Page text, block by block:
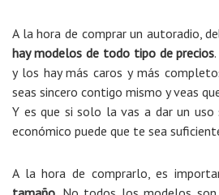
A la hora de comprar un autoradio,
hay modelos de todo tipo de precios
y los hay más caros y más
seas sincero contigo mismo y veas
Y es que si solo la vas a dar un
económico puede que te sea
A la hora de comprarlo, es